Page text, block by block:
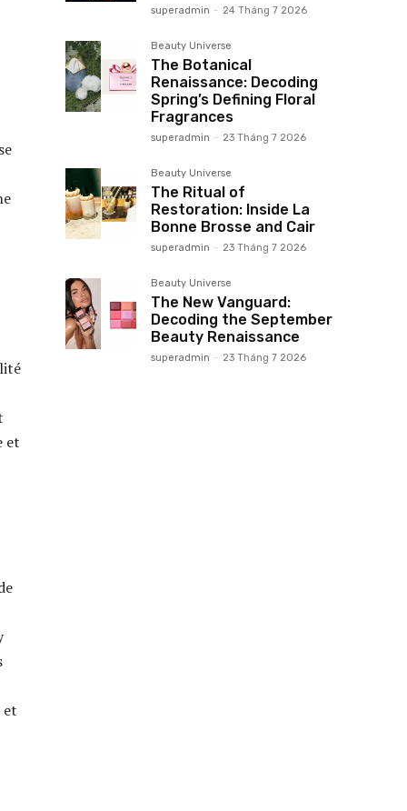
et
et
superadmin - 24 Tháng 7 2026
Beauty Universe
The Botanical
Renaissance: Decoding
Spring’s Defining Floral
Fragrances
superadmin - 23 Tháng 7 2026
Beauty Universe
The Ritual of
Restoration: Inside La
Bonne Brosse and Cair
superadmin - 23 Tháng 7 2026
Beauty Universe
The New Vanguard:
Decoding the September
Beauty Renaissance
superadmin - 23 Tháng 7 2026